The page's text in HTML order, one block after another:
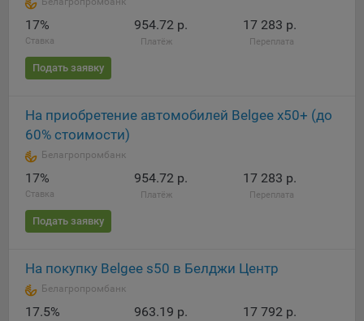
17%
Ставка
954.72 р.
Платёж
17 283 р.
Переплата
Подать заявку
На приобретение автомобилей Belgee x50+ (до
60% стоимости)
Белагропромбанк
17%
Ставка
954.72 р.
Платёж
17 283 р.
Переплата
Подать заявку
На покупку Belgee s50 в Белджи Центр
Белагропромбанк
17.5% 963.19 р. 17 792 р.